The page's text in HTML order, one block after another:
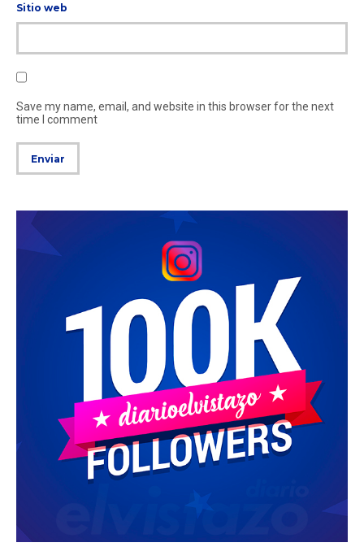
Sitio web
Save my name, email, and website in this browser for the next
time I comment